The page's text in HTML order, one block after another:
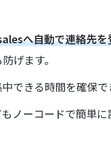
へ自動で連絡先
げます。
できる時間を確保で
ノーコードで簡単